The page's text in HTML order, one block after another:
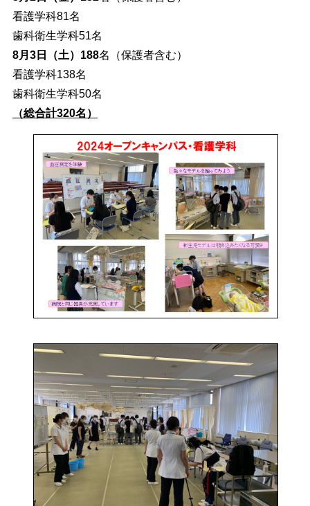
看護学科81名
歯科衛生学科51名
8月3日（土）188名（保護者含む）
看護学科138名
歯科衛生学科50名
（総合計320名）